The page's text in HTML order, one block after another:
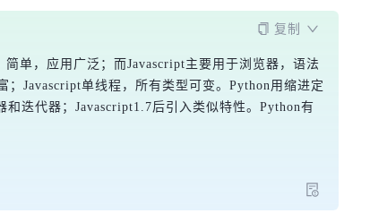
复制
单，应用广泛；而Javascript主要用于浏览器，语法
Javascript单线程，所有类型可变。Python用缩进定
迭代器；Javascript1.7后引入类似特性。Python有